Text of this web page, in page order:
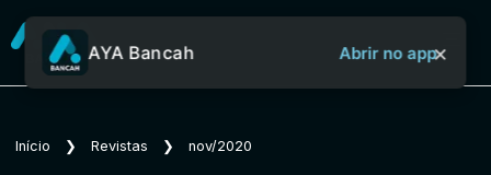
Sobre o Aya Bancah
AYA Bancah Abrir no app×
Início ❯ Revistas ❯ nov/2020